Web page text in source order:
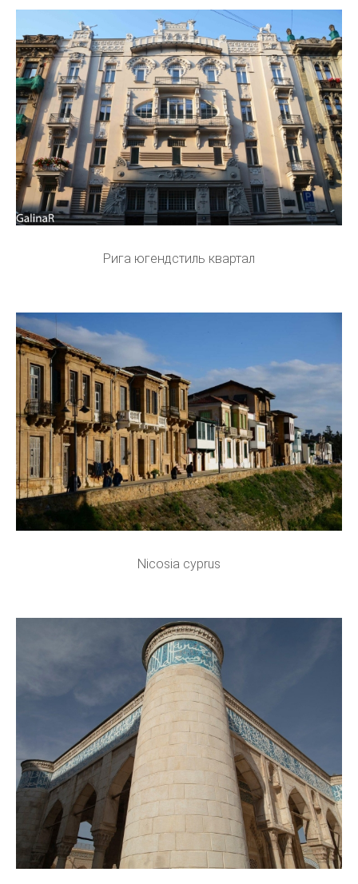
Рига югендстиль квартал
Nicosia cyprus